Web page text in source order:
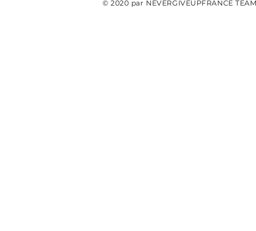
© 2020 par NEVERGIVEUPFRANCE